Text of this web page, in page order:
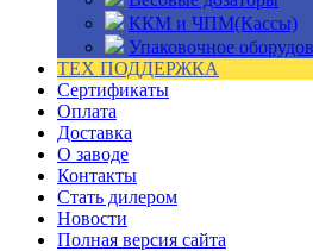
ККМ и ЧПМ(Кассы)
Упаковочное
ТЕХ ПОДДЕРЖКА
Сертификаты
Оплата
Доставка
О заводе
Контакты
Стать дилером
Новости
Полная версия сайта